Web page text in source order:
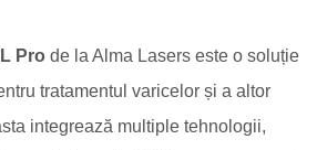
Pro de la Alma Lasers este o soluție
tratamentul varicelor și a altor
integrează multiple tehnologii,